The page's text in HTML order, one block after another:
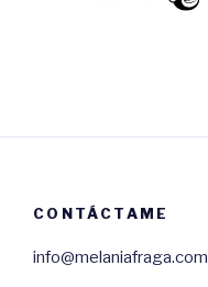
CONTÁCTAME
info@melaniafraga.com